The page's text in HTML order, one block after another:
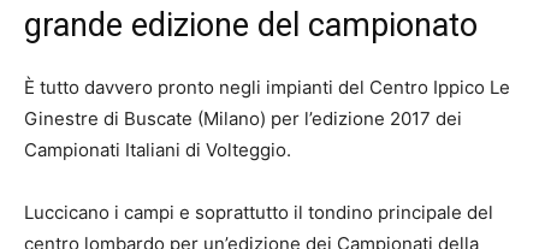
grande edizione del campionato
È tutto davvero pronto negli impianti del Centro Ippico Le
Ginestre di Buscate (Milano) per l’edizione 2017 dei
Campionati Italiani di Volteggio.
Luccicano i campi e soprattutto il tondino principale del
centro lombardo per un’edizione dei Campionati della